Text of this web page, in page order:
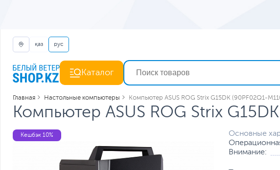
қаз рус
Каталог
Главная Настольные компьютеры Компьютер ASUS ROG Strix G15DK (90PF02Q1-
Компьютер ASUS ROG Strix
Кешбэк 10%
Основные
Внимание: